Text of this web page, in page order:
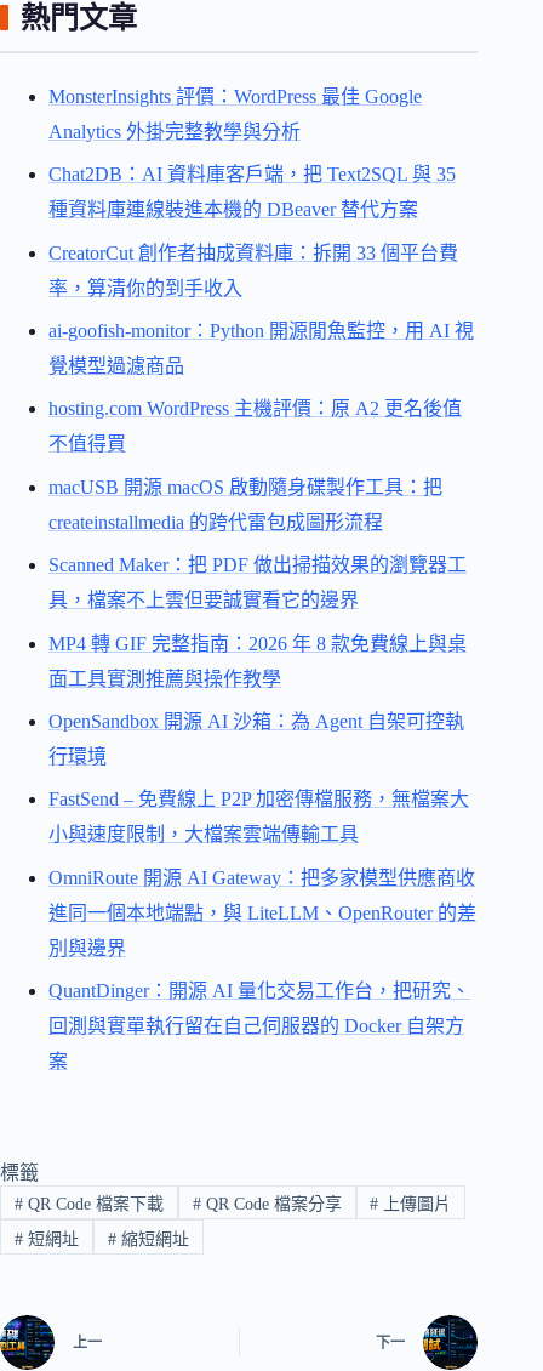
熱門文章
MonsterInsights 評價：WordPress 最佳 Google
Analytics 外掛完整教學與分析
Chat2DB：AI 資料庫客戶端，把 Text2SQL 與 35
種資料庫連線裝進本機的 DBeaver 替代方案
CreatorCut 創作者抽成資料庫：拆開 33 個平台費
率，算清你的到手收入
ai-goofish-monitor：Python 開源閒魚監控，用 AI 視
覺模型過濾商品
hosting.com WordPress 主機評價：原 A2 更名後值
不值得買
macUSB 開源 macOS 啟動隨身碟製作工具：把
createinstallmedia 的跨代雷包成圖形流程
Scanned Maker：把 PDF 做出掃描效果的瀏覽器工
具，檔案不上雲但要誠實看它的邊界
MP4 轉 GIF 完整指南：2026 年 8 款免費線上與桌
面工具實測推薦與操作教學
OpenSandbox 開源 AI 沙箱：為 Agent 自架可控執
行環境
FastSend – 免費線上 P2P 加密傳檔服務，無檔案大
小與速度限制，大檔案雲端傳輸工具
OmniRoute 開源 AI Gateway：把多家模型供應商收
進同一個本地端點，與 LiteLLM、OpenRouter 的差
別與邊界
QuantDinger：開源 AI 量化交易工作台，把研究、
回測與實單執行留在自己伺服器的 Docker 自架方
案
標籤
#QR Code 檔案下載 #QR Code 檔案分享 # 上傳圖片
#短網址 #縮短網址
上一 下一